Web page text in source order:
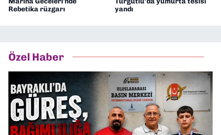
Rebetika rüzgarı
yandı
Özel Haber